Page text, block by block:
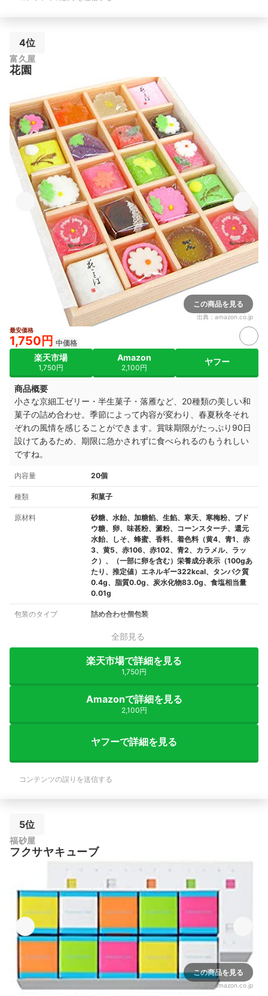
4位
富久屋
花園
この商品を見る
出典： amazon.co.jp
最安価格
1,750円 中価格
楽天市場
1,750円
Amazon
2,100円
ヤフー
商品概要
小さな京細工ゼリー・半生菓子・落雁など、20種類の美しい和
菓子の詰め合わせ。季節によって内容が変わり、春夏秋冬それ
ぞれの風情を感じることができます。賞味期限がたっぷり90日
設けてあるため、期限に急かされずに食べられるのもうれしい
ですね。
内容量 20個
種類 和菓子
原材料
砂糖、水飴、加糖餡、生餡、寒天、寒梅粉、ブド
ウ糖、卵、味甚粉、澱粉、コーンスターチ、還元
水飴、しそ、蜂蜜、香料、着色料（黄4、青1、赤
3、黄5、赤106、赤102、青2、カラメル、ラッ
ク）、（一部に卵を含む）栄養成分表示（100gあ
たり、推定値）エネルギー322kcal、タンパク質
0.4g、脂質0.0g、炭水化物83.0g、食塩相当量
0.01g
包装のタイプ 詰め合わせ個包装
全部見る
楽天市場で詳細を見る
1,750円
Amazonで詳細を見る
2,100円
ヤフーで詳細を見る
コンテンツの誤りを送信する
5位
福砂屋
フクサヤキューブ
この商品を見る
amazon.co.jp